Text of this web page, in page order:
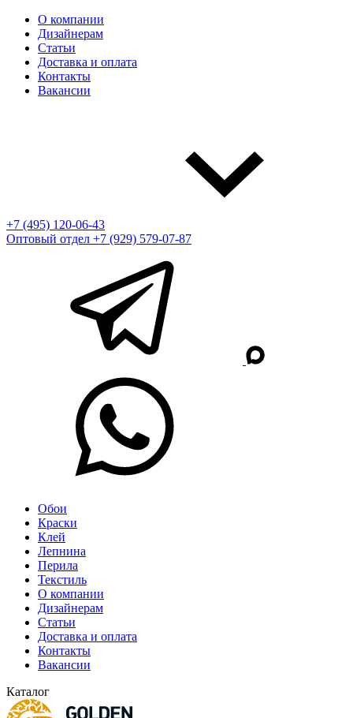
О компании
Дизайнерам
Статьи
Доставка и оплата
Контакты
Вакансии
+7 (495) 120-06-43
Оптовый отдел +7 (929) 579-07-87
Обои
Краски
Клей
Лепнина
Перила
Текстиль
О компании
Дизайнерам
Статьи
Доставка и оплата
Контакты
Вакансии
Каталог